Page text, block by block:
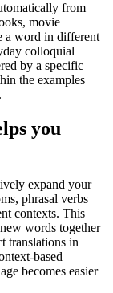
from
movie
a word in different
colloquial
by a specific
the examples
you
expand your
phrasal verbs
contexts. This
words together
translations in
based
becomes easier